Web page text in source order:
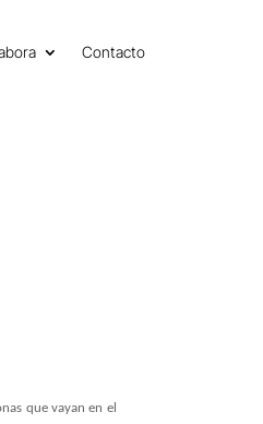
Contacto
que vayan en el